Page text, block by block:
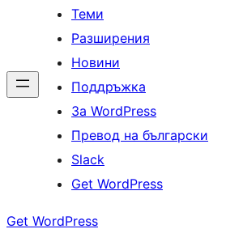
Теми
Разширения
Новини
Поддръжка
За WordPress
Превод на български
Slack
Get WordPress
Get WordPress